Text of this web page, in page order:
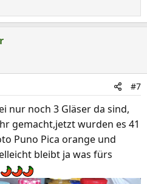
#7
nur noch 3 Gläser da sind,
gemacht,jetzt wurden es 41
Puno Pica orange und
bleibt ja was fürs